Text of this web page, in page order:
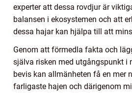
experter att dessa rovdjur är
balansen i ekosystemen och att
dessa hajar kan hjälpa till att
Genom att förmedla fakta och
själva risken med utgångspunkt i
bevis kan allmänheten få en mer
farligaste hajen och därigenom